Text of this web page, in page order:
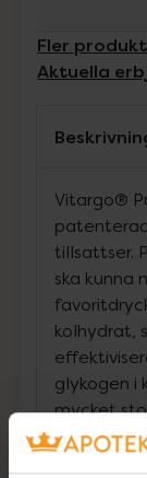
Fler
Aktuella
Vitargo®
tillsattser.
ska kunna
kolhydrat,
glykogen i
mycket
genom